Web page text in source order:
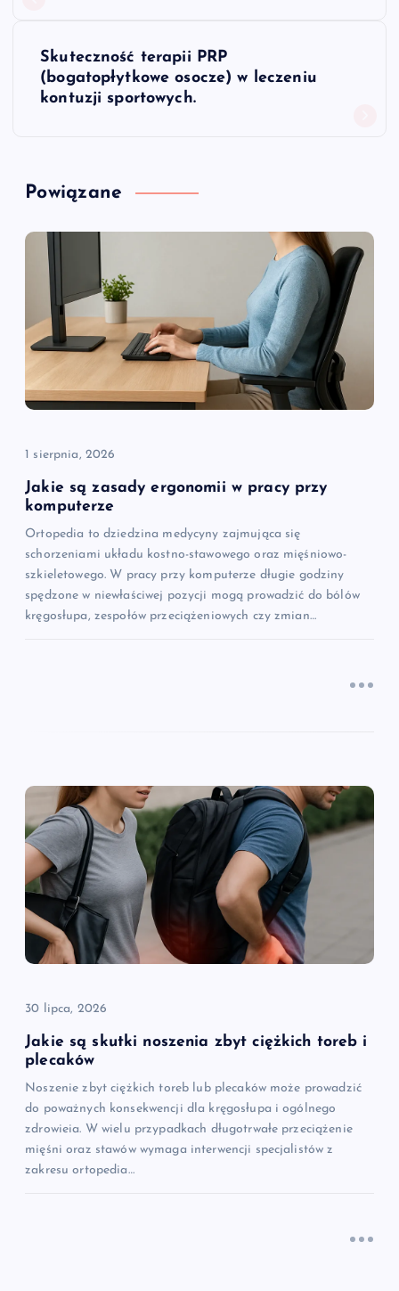
c
w
p
s
u
Skuteczność terapii PRP
(bogatopłytkowe osocze) w leczeniu
kontuzji sportowych.
Powiązane
1 sierpnia, 2026
Jakie są zasady ergonomii w pracy przy
komputerze
Ortopedia to dziedzina medycyny zajmująca się
schorzeniami układu kostno-stawowego oraz mięśniowo-
szkieletowego. W pracy przy komputerze długie godziny
spędzone w niewłaściwej pozycji mogą prowadzić do bólów
kręgosłupa, zespołów przeciążeniowych czy zmian…
30 lipca, 2026
Jakie są skutki noszenia zbyt ciężkich toreb i
plecaków
Noszenie zbyt ciężkich toreb lub plecaków może prowadzić
do poważnych konsekwencji dla kręgosłupa i ogólnego
zdrowieia. W wielu przypadkach długotrwałe przeciążenie
mięśni oraz stawów wymaga interwencji specjalistów z
zakresu ortopedia…